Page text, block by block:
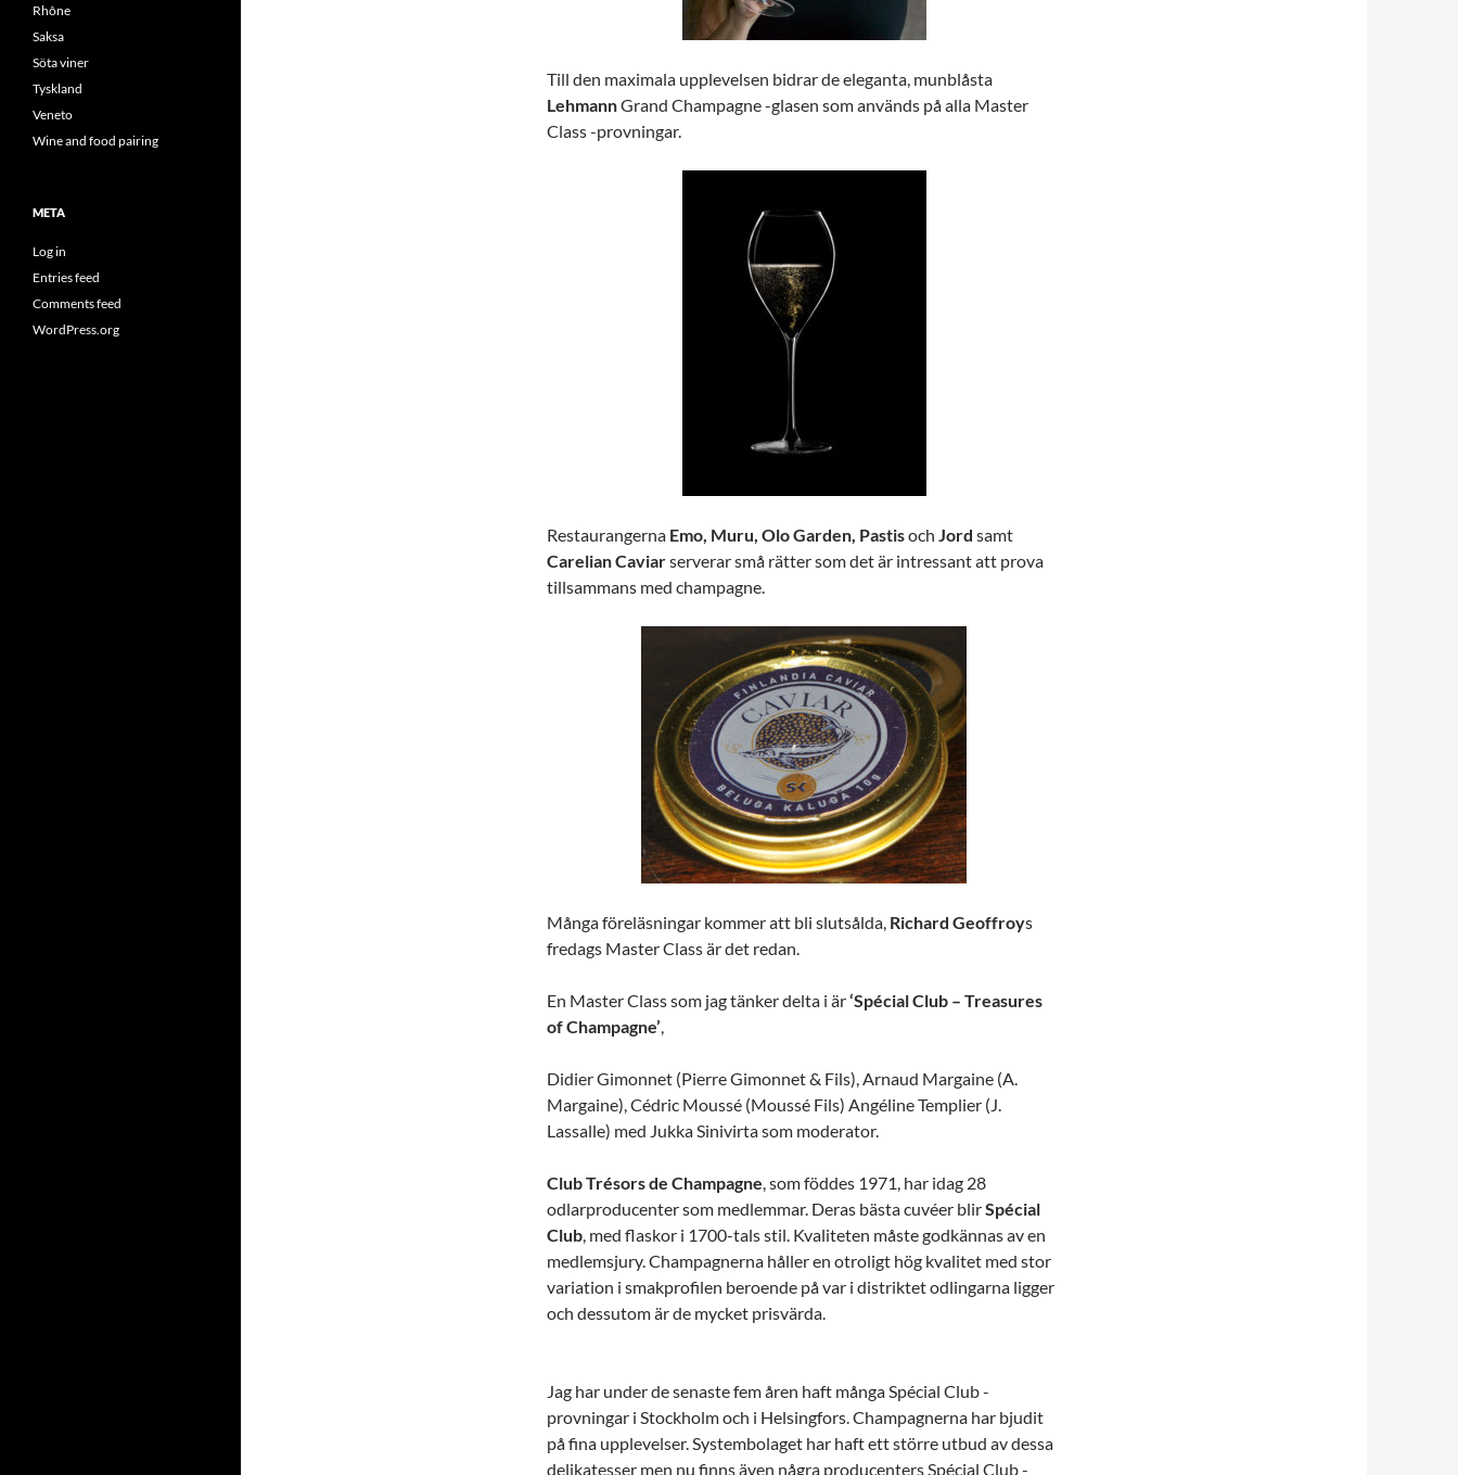
Till den maximala upplevelsen bidrar de eleganta, munblåsta
LehmannGrand Champagne -glasen som används på alla Master
Class -provningar.
Restaurangerna Emo, Muru, Olo Garden, Pastisoch Jord samt
Carelian Caviarserverar små rätter som det är intressant att prova
tillsammans med champagne.
Många föreläsningar kommer att bli slutsålda, Richard Geoffroys
fredags Master Class är det redan.
En Master Class som jag tänker delta i är‘Spécial Club – Treasures
of Champagne’,
Didier Gimonnet (Pierre Gimonnet & Fils), Arnaud Margaine (A.
Margaine), Cédric Moussé (Moussé Fils) Angéline Templier (J.
Lassalle) med Jukka Sinivirta som moderator.
Club Trésors de Champagne,somföddes 1971, har idag 28
odlarproducenter som medlemmar. Deras bästa cuvéer blirSpécial
Club, med flaskor i 1700-tals stil. Kvaliteten måste godkännas av en
medlemsjury. Champagnerna håller en otroligt hög kvalitet med stor
variation i smakprofilen beroende på var i distriktet odlingarna ligger
och dessutom är de mycket prisvärda.
Jag har under de senaste fem åren haft många Spécial Club -
provningar i Stockholm och i Helsingfors. Champagnerna har bjudit
på fina upplevelser. Systembolaget har haft ett större utbud av dessa
delikatesser men nu finns även några producenters Spécial Club -
Rhône
Saksa
Söta viner
Tyskland
Veneto
Wine and food pairing
META
Log in
Entries feed
Comments feed
WordPress.org